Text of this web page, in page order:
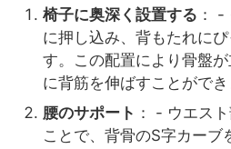
椅子に奥深く設置する ：
に押し込み、背もたれに
す。この配置により骨盤
に背筋を伸ばすことができ
腰のサポート ： - ウエス
ことで、背骨のS字カーブ